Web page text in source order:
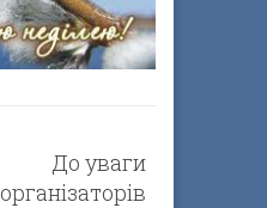
До уваги
організаторів